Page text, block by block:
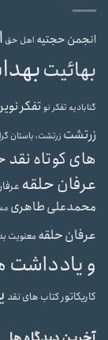
انجمن حجتیه اهل حق
بهائیت
گنابادیه تفکر نوتفکر
زرتشت زرتشت، باستان
های کوتاه نقد
عرفان حلقه
محمدعلی طاهری
عرفان حلقه معنویت
و یادداشت
کاریکاتور کتاب های نقد